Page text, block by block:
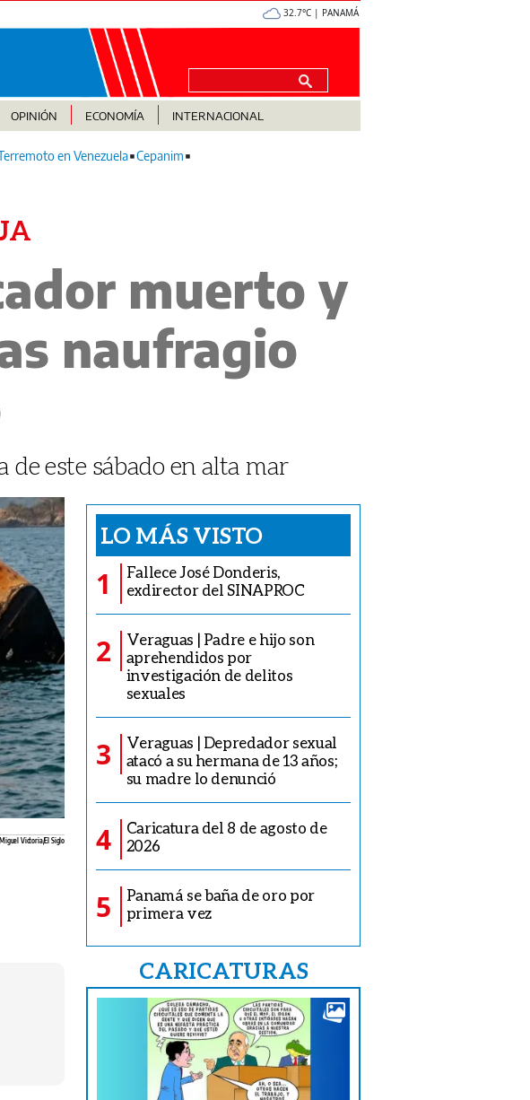
32.7°C | PANAMÁ
OPINIÓN ECONOMÍA INTERNACIONAL
en Venezuela Cepanim
muerto y
naufragio
de este sábado en alta mar
Miguel Victoria/El Siglo
LO MÁS VISTO
1
Fallece José Donderis,
exdirector del SINAPROC
2
Veraguas | Padre e hijo son
aprehendidos por
investigación de delitos
sexuales
3
Veraguas | Depredador sexual
atacó a su hermana de 13 años;
su madre lo denunció
4
Caricatura del 8 de agosto de
2026
5
Panamá se baña de oro por
primera vez
CARICATURAS